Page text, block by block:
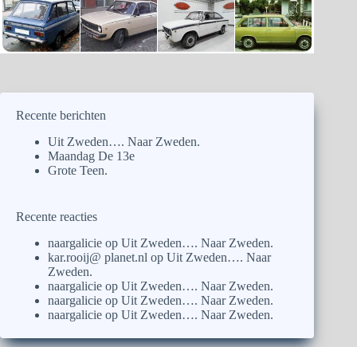
Recente berichten
Uit Zweden…. Naar Zweden.
Maandag De 13e
Grote Teen.
Recente reacties
naargalicie op Uit Zweden…. Naar Zweden.
kar.rooij@ planet.nl op Uit Zweden…. Naar
Zweden.
naargalicie op Uit Zweden…. Naar Zweden.
naargalicie op Uit Zweden…. Naar Zweden.
naargalicie op Uit Zweden…. Naar Zweden.